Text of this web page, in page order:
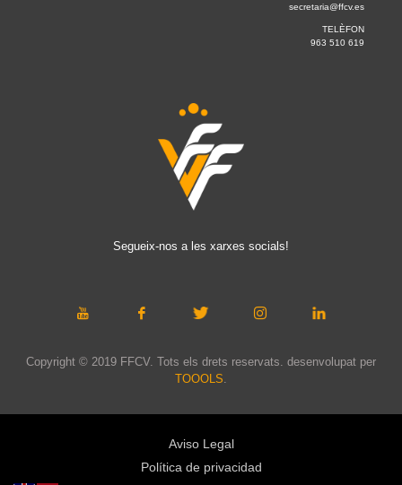
secretaria@ffcv.es
TELÈFON
963 510 619
Segueix-nos a les xarxes socials!
Copyright © 2019 FFCV. Tots els drets reservats. desenvolupat per
TOOOLS
Aviso Legal
Política de privacidad